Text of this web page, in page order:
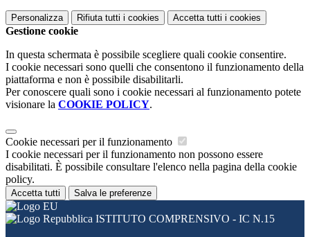
Personalizza Rifiuta tutti i cookies Accetta tutti i cookies
Gestione cookie
In questa schermata è possibile scegliere quali cookie consentire.
I cookie necessari sono quelli che consentono il funzionamento della
piattaforma e non è possibile disabilitarli.
Per conoscere quali sono i cookie necessari al funzionamento potete
visionare la COOKIE POLICY.
Cookie necessari per il funzionamento
I cookie necessari per il funzionamento non possono essere
disabilitati. È possibile consultare l'elenco nella pagina della cookie
policy.
Accetta tutti Salva le preferenze
ISTITUTO COMPRENSIVO - IC N.15